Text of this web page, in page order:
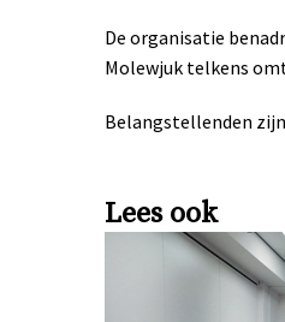
De organisatie
Molewjuk telkens
Belangstellenden
Lees ook